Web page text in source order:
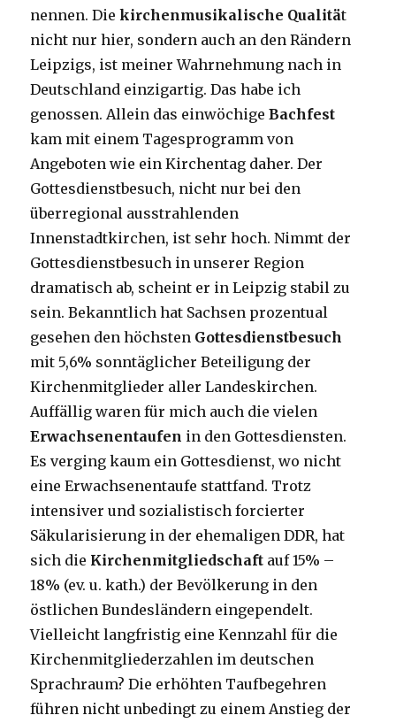
nennen. Diekirchenmusikalische Qualität
nicht nur hier, sondern auch an den Rändern
Leipzigs, ist meiner Wahrnehmung nach in
Deutschland einzigartig. Das habe ich
genossen. Allein das einwöchigeBachfest
kam mit einem Tagesprogramm von
Angeboten wie ein Kirchentag daher. Der
Gottesdienstbesuch, nicht nur bei den
überregional ausstrahlenden
Innenstadtkirchen, ist sehr hoch. Nimmt der
Gottesdienstbesuch in unserer Region
dramatisch ab, scheint er in Leipzig stabil zu
sein. Bekanntlich hat Sachsen prozentual
gesehen den höchsten Gottesdienstbesuch
mit 5,6% sonntäglicher Beteiligung der
Kirchenmitglieder aller Landeskirchen.
Auffällig waren für mich auch die vielen
Erwachsenentaufen in den Gottesdiensten.
Es verging kaum ein Gottesdienst, wo nicht
eine Erwachsenentaufe stattfand. Trotz
intensiver und sozialistisch forcierter
Säkularisierung in der ehemaligen DDR, hat
sich die Kirchenmitgliedschaft auf 15% –
18% (ev. u. kath.) der Bevölkerung in den
östlichen Bundesländern eingependelt.
Vielleicht langfristig eine Kennzahl für die
Kirchenmitgliederzahlen im deutschen
Sprachraum? Die erhöhten Taufbegehren
führen nicht unbedingt zu einem Anstieg der